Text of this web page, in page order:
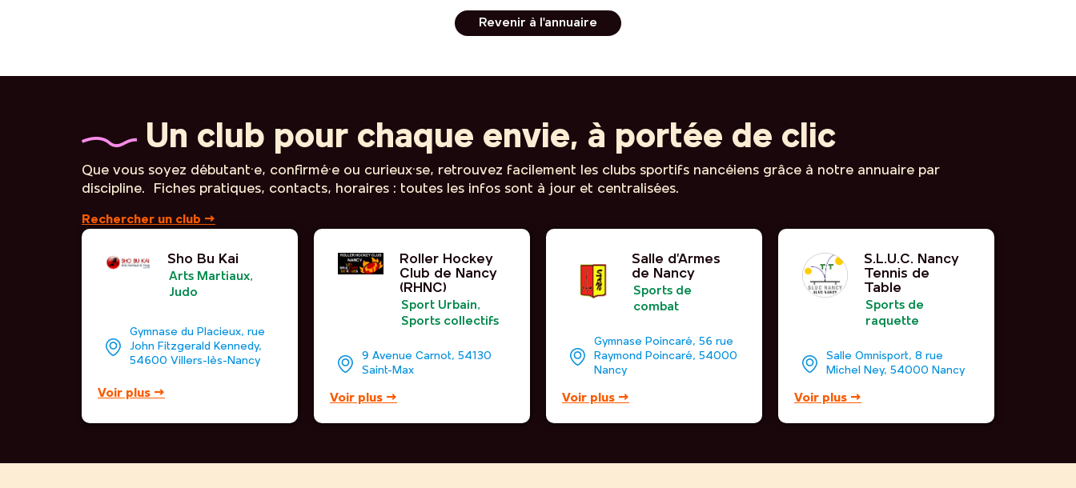
Revenir à l'annuaire
Un club pour chaque envie, à portée de clic
Que vous soyez débutant·e, confirmé·e ou curieux·se, retrouvez facilement les clubs sportifs nancéiens grâce à notre annuaire par
discipline. Fiches pratiques, contacts, horaires : toutes les infos sont à jour et centralisées.
Rechercher un club →
Sho Bu Kai
Arts Martiaux,
Judo
Gymnase du Placieux, rue
John Fitzgerald Kennedy,
54600 Villers-lès-Nancy
Voir plus →
Roller Hockey
Club de Nancy
(RHNC)
Sport Urbain,
Sports collectifs
9 Avenue Carnot, 54130
Saint-Max
Voir plus →
Salle d’Armes
de Nancy
Sports de
combat
Gymnase Poincaré, 56 rue
Raymond Poincaré, 54000
Nancy
Voir plus →
S.L.U.C. Nancy
Tennis de
Table
Sports de
raquette
Salle Omnisport, 8 rue
Michel Ney, 54000 Nancy
Voir plus →